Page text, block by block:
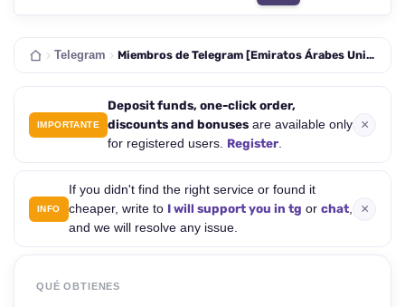
Telegram Miembros de Telegram [Emiratos Árabes Unidos | Vistas Automáticas de Nuevas Publicaciones | Canal | 0-1 / H | 100K / Día | Ninguna Gota | Recarga 7D]
IMPORTANTE
Deposit funds, one-click order,
discounts and bonuses are available only
for registered users. Register.
×
INFO
If you didn't find the right service or found it
cheaper, write to I will support you in tg or chat,
and we will resolve any issue.
×
QUÉ OBTIENES